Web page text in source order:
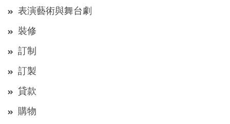
表演藝術與舞台劇
裝修
訂制
訂製
貸款
購物